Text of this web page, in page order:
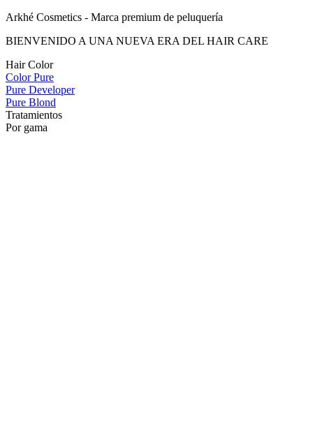
Arkhé Cosmetics - Marca premium de peluquería
BIENVENIDO A UNA NUEVA ERA DEL HAIR CARE
Hair Color
Color Pure
Pure Developer
Pure Blond
Tratamientos
Por gama